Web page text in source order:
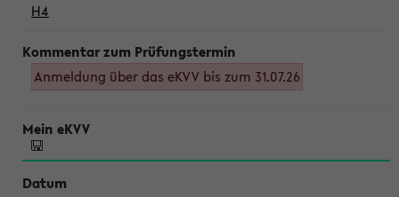
H4
Anmeldung über das eKVV bis zum 31.07.26